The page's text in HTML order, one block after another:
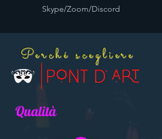
Skype/Zoom/Discord
Perché scegliere
Qualità